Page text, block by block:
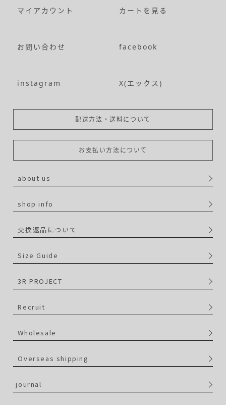
マイアカウント カートを見る
お問い合わせ facebook
instagram X(エックス)
配送方法・送料について
お支払い方法について
about us
shop info
交換返品について
Size Guide
3R PROJECT
Recruit
Wholesale
Overseas shipping
journal